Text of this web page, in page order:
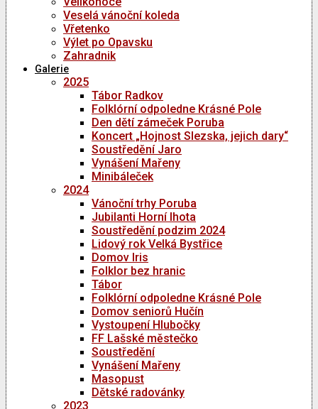
Veselá vánoční koleda
Vřetenko
Výlet po Opavsku
Zahradnik
Galerie
2025
Tábor Radkov
Folklórní odpoledne Krásné Pole
Den dětí zámeček Poruba
Koncert „Hojnost Slezska, jejich dary“
Soustředění Jaro
Vynášení Mařeny
Minibáleček
2024
Vánoční trhy Poruba
Jubilanti Horní lhota
Soustředění podzim 2024
Lidový rok Velká Bystřice
Domov Iris
Folklor bez hranic
Tábor
Folklórní odpoledne Krásné Pole
Domov seniorů Hučín
Vystoupení Hlubočky
FF Lašské městečko
Soustředění
Vynášení Mařeny
Masopust
Dětské radovánky
2023